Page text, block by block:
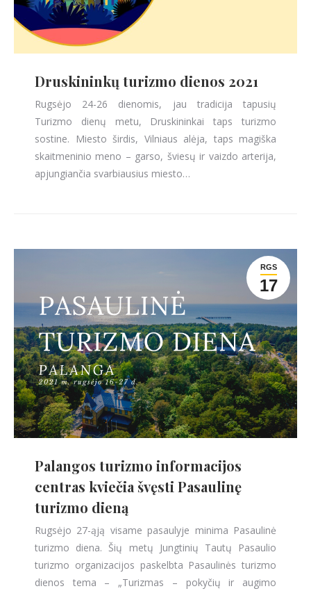
Druskininkų turizmo dienos 2021
Rugsėjo 24-26 dienomis, jau tradicija tapusių
Turizmo dienų metu, Druskininkai taps turizmo
sostine. Miesto širdis, Vilniaus alėja, taps magiška
skaitmeninio meno – garso, šviesų ir vaizdo arterija,
apjungiančia svarbiausius miesto…
RGS
17
Palangos turizmo informacijos
centras kviečia švęsti Pasaulinę
turizmo dieną
Rugsėjo 27-ąją visame pasaulyje minima Pasaulinė
turizmo diena. Šių metų Jungtinių Tautų Pasaulio
turizmo organizacijos paskelbta Pasaulinės turizmo
dienos tema – „Turizmas – pokyčių ir augimo